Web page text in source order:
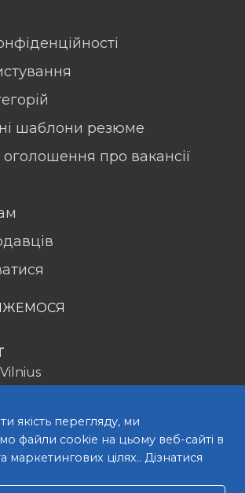
шаблони резюме
оголошення про вакансії
якість перегляду, ми
файли cookie на цьому веб-сайті в
маркетингових цілях.. Дізнатися